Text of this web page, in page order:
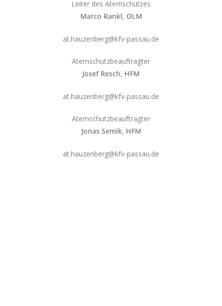
Leiter des Atemschutzes
Marco Rankl, OLM
at.hauzenberg@kfv-passau.de
Atemschutzbeauftragter
Josef Resch, HFM
at.hauzenberg@kfv-passau.de
Atemschutzbeauftragter
Jonas Semik, HFM
at.hauzenberg@kfv-passau.de